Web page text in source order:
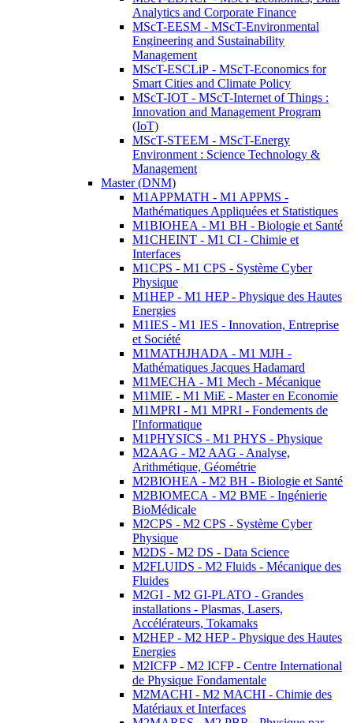
Analytics and Corporate Finance
MScT-EESM - MScT-Environmental
Engineering and Sustainability
Management
MScT-ESCLiP - MScT-Economics for
Smart Cities and Climate Policy
MScT-IOT - MScT-Internet of Things :
Innovation and Management Program
(IoT)
MScT-STEEM - MScT-Energy
Environment : Science Technology &
Management
Master (DNM)
M1APPMATH - M1 APPMS -
Mathématiques Appliquées et Statistiques
M1BIOHEA - M1 BH - Biologie et Santé
M1CHEINT - M1 CI - Chimie et
Interfaces
M1CPS - M1 CPS - Système Cyber
Physique
M1HEP - M1 HEP - Physique des Hautes
Energies
M1IES - M1 IES - Innovation, Entreprise
et Société
M1MATHJHADA - M1 MJH -
Mathématiques Jacques Hadamard
M1MECHA - M1 Mech - Mécanique
M1MIE - M1 MiE - Master en Economie
M1MPRI - M1 MPRI - Fondements de
l'Informatique
M1PHYSICS - M1 PHYS - Physique
M2AAG - M2 AAG - Analyse,
Arithmétique, Géométrie
M2BIOHEA - M2 BH - Biologie et Santé
M2BIOMECA - M2 BME - Ingénierie
BioMédicale
M2CPS - M2 CPS - Système Cyber
Physique
M2DS - M2 DS - Data Science
M2FLUIDS - M2 Fluids - Mécanique des
Fluides
M2GI - M2 GI-PLATO - Grandes
installations - Plasmas, Lasers,
Accélérateurs, Tokamaks
M2HEP - M2 HEP - Physique des Hautes
Energies
M2ICFP - M2 ICFP - Centre International
de Physique Fondamentale
M2MACHI - M2 MACHI - Chimie des
Matériaux et Interfaces